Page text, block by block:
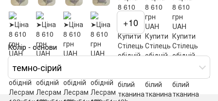
+10
Колір - основи
темно-сірий